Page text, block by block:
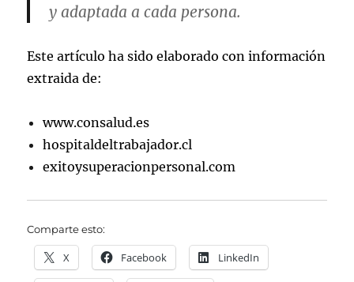
y adaptada a cada persona.
Este artículo ha sido elaborado con información
extraida de:
www.consalud.es
hospitaldeltrabajador.cl
exitoysuperacionpersonal.com
Comparte esto:
X Facebook LinkedIn